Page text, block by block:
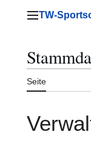
Hauptmenü
TW-
Seite